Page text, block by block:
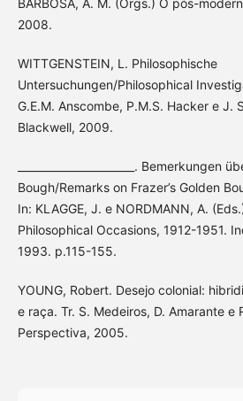
BARBOSA, A. M. (Orgs.) O pós-
2008.
WITTGENSTEIN, L. Philosophische
Untersuchungen/Philosophical
G.E.M. Anscombe, P.M.S. Hacker e J.
Blackwell, 2009.
______________________. Bemerkungen
Bough/Remarks on Frazer’s Golden
In: KLAGGE, J. e NORDMANN, A.
Philosophical Occasions, 1912-1951.
1993. p.115-155.
YOUNG, Robert. Desejo colonial:
e raça. Tr. S. Medeiros, D. Amarante e
Perspectiva, 2005.